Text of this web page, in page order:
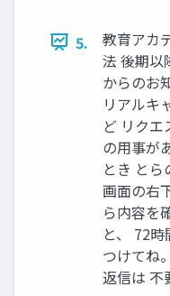
5.
教育アカ
法 後期以
からのお
リアルキ
ど リク
の用事が
とき と
画面の右
ら内容を
と、 72
つけてね
返信は 不